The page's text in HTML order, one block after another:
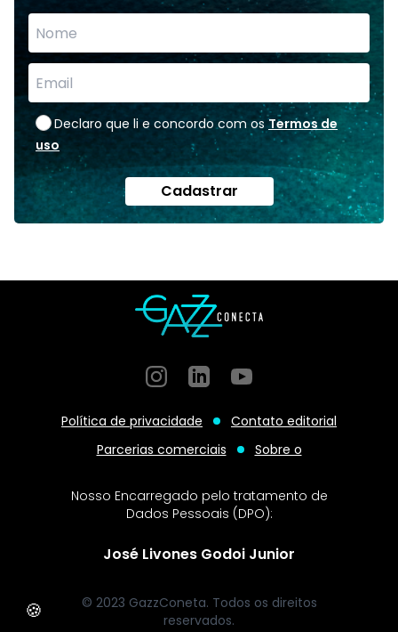
Declaro que li e concordo com os Termos de
uso
Cadastrar
InstagramGitHubGitHub
Política de privacidade
Contato editorial
Parcerias comerciais
Sobre o
Nosso Encarregado pelo tratamento de
Dados Pessoais (DPO):
José Livones Godoi Junior
© 2023 GazzConeta. Todos os direitos
reservados.
🍪